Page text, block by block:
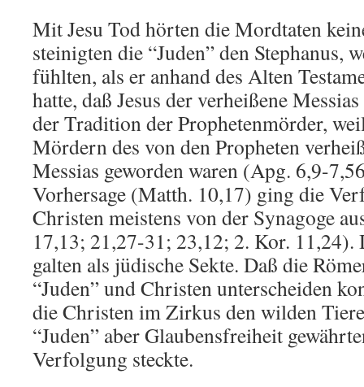
Mit Jesu Tod hörten die Mordtaten
steinigten die “Juden” den Stephanus,
fühlten, als er anhand des Alten
hatte, daß Jesus der verheißene
der Tradition der Prophetenmörder,
Mördern des von den Propheten
Messias geworden waren (Apg. 6,9-
Vorhersage (Matth. 10,17) ging die
Christen meistens von der Synagoge
17,13; 21,27-31; 23,12; 2. Kor. 11,24).
galten als jüdische Sekte. Daß die
“Juden” und Christen unterscheiden
die Christen im Zirkus den wilden
“Juden” aber Glaubensfreiheit
Verfolgung steckte.